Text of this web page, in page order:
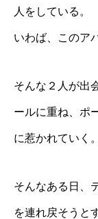
人をしている。
いわば、このア
そんな２人が出
ールに重ね、ポ
に惹かれていく。
そんなある日、
を連れ戻そうと